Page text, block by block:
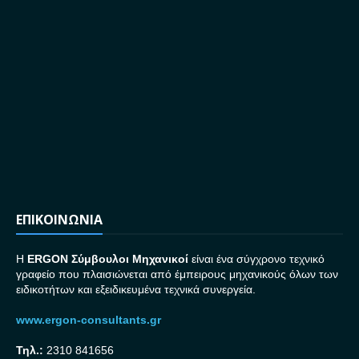
ΕΠΙΚΟΙΝΩΝΙΑ
H ERGON Σύμβουλοι Μηχανικοί είναι ένα σύγχρονο τεχνικό
γραφείο που πλαισιώνεται από έμπειρους μηχανικούς όλων των
ειδικοτήτων και εξειδικευμένα τεχνικά συνεργεία.
www.ergon-consultants.gr
Τηλ.: 2310 841656